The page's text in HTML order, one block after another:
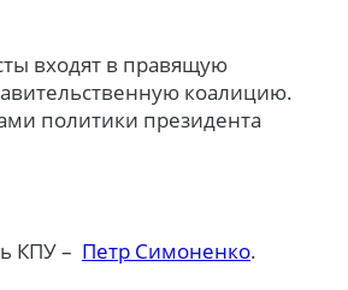
входят в правящую
коалицию.
политики президента
КПУ – Петр Симоненко.